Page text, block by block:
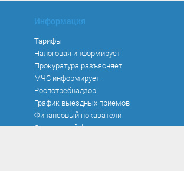
Информация
Тарифы
Налоговая информирует
Прокуратура разъясняет
МЧС информирует
Роспотребнадзор
График выездных приемов
Финансовый показатели
Социальный фонд